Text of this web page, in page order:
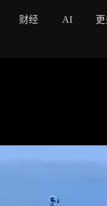
财经 AI